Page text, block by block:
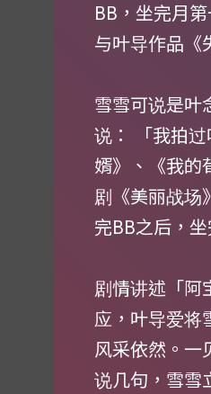
BB，坐完月
与叶导作品《
雪雪可说是叶
说： 「我拍
婿》、《我的
剧《美丽战场
完BB之后，
剧情讲述「阿
应，叶导爱将
风采依然。一
说几句，雪雪